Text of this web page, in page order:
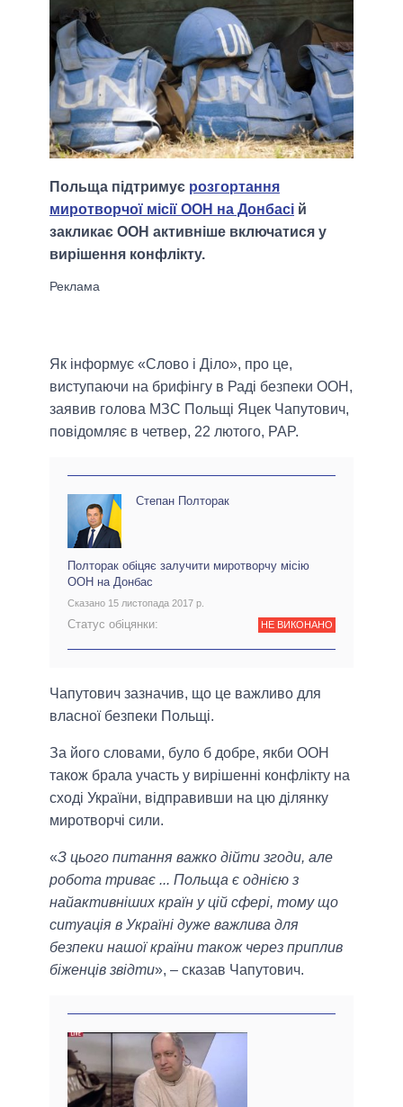
Польща підтримує розгортання
миротворчої місії ООН на Донбасі й
закликає ООН активніше включатися у
вирішення конфлікту.
Як інформує «Слово і Діло», про це,
виступаючи на брифінгу в Раді безпеки ООН,
заявив голова МЗС Польщі Яцек Чапутович,
повідомляє в четвер, 22 лютого, PAP.
Степан Полторак
Полторак обіцяє залучити миротворчу місію
ООН на Донбас
Сказано 15 листопада 2017 р.
Статус обіцянки: НЕ ВИКОНАНО
Чапутович зазначив, що це важливо для
власної безпеки Польщі.
За його словами, було б добре, якби ООН
також брала участь у вирішенні конфлікту на
сході України, відправивши на цю ділянку
миротворчі сили.
«З цього питання важко дійти згоди, але
робота триває ... Польща є однією з
найактивніших країн у цій сфері, тому що
ситуація в Україні дуже важлива для
безпеки нашої країни також через приплив
біженців звідти», – сказав Чапутович.